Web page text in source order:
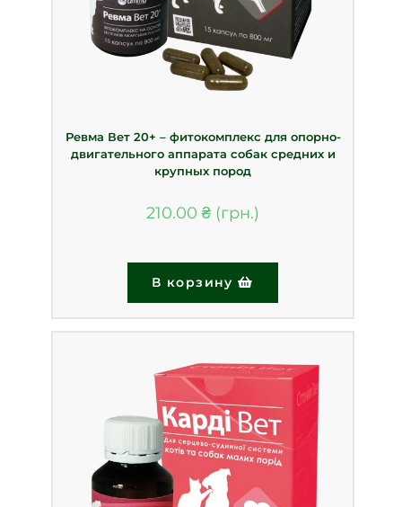
Ревма Вет 20+ – фитокомплекс для опорно-
двигательного аппарата собак средних и
крупных пород
210.00 ₴
В корзину